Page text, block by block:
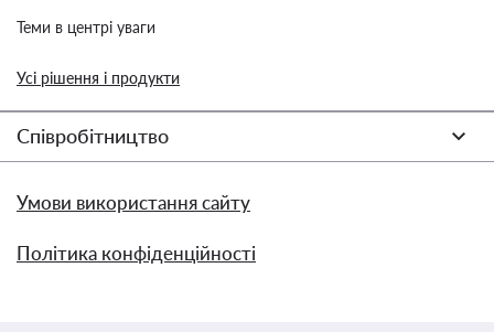
Теми в центрі уваги
Усі рішення і продукти
Співробітництво
Умови використання сайту
Політика конфіденційності